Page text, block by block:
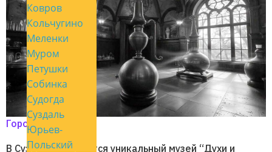
Ковров
Кольчугино
Меленки
Муром
Петушки
Собинка
Судогда
Суздаль
Юрьев-
Польский
Город мой
В Суздале откроется уникальный музей “Духи и